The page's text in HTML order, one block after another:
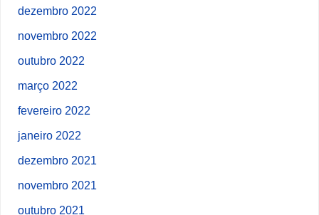
dezembro 2022
novembro 2022
outubro 2022
março 2022
fevereiro 2022
janeiro 2022
dezembro 2021
novembro 2021
outubro 2021